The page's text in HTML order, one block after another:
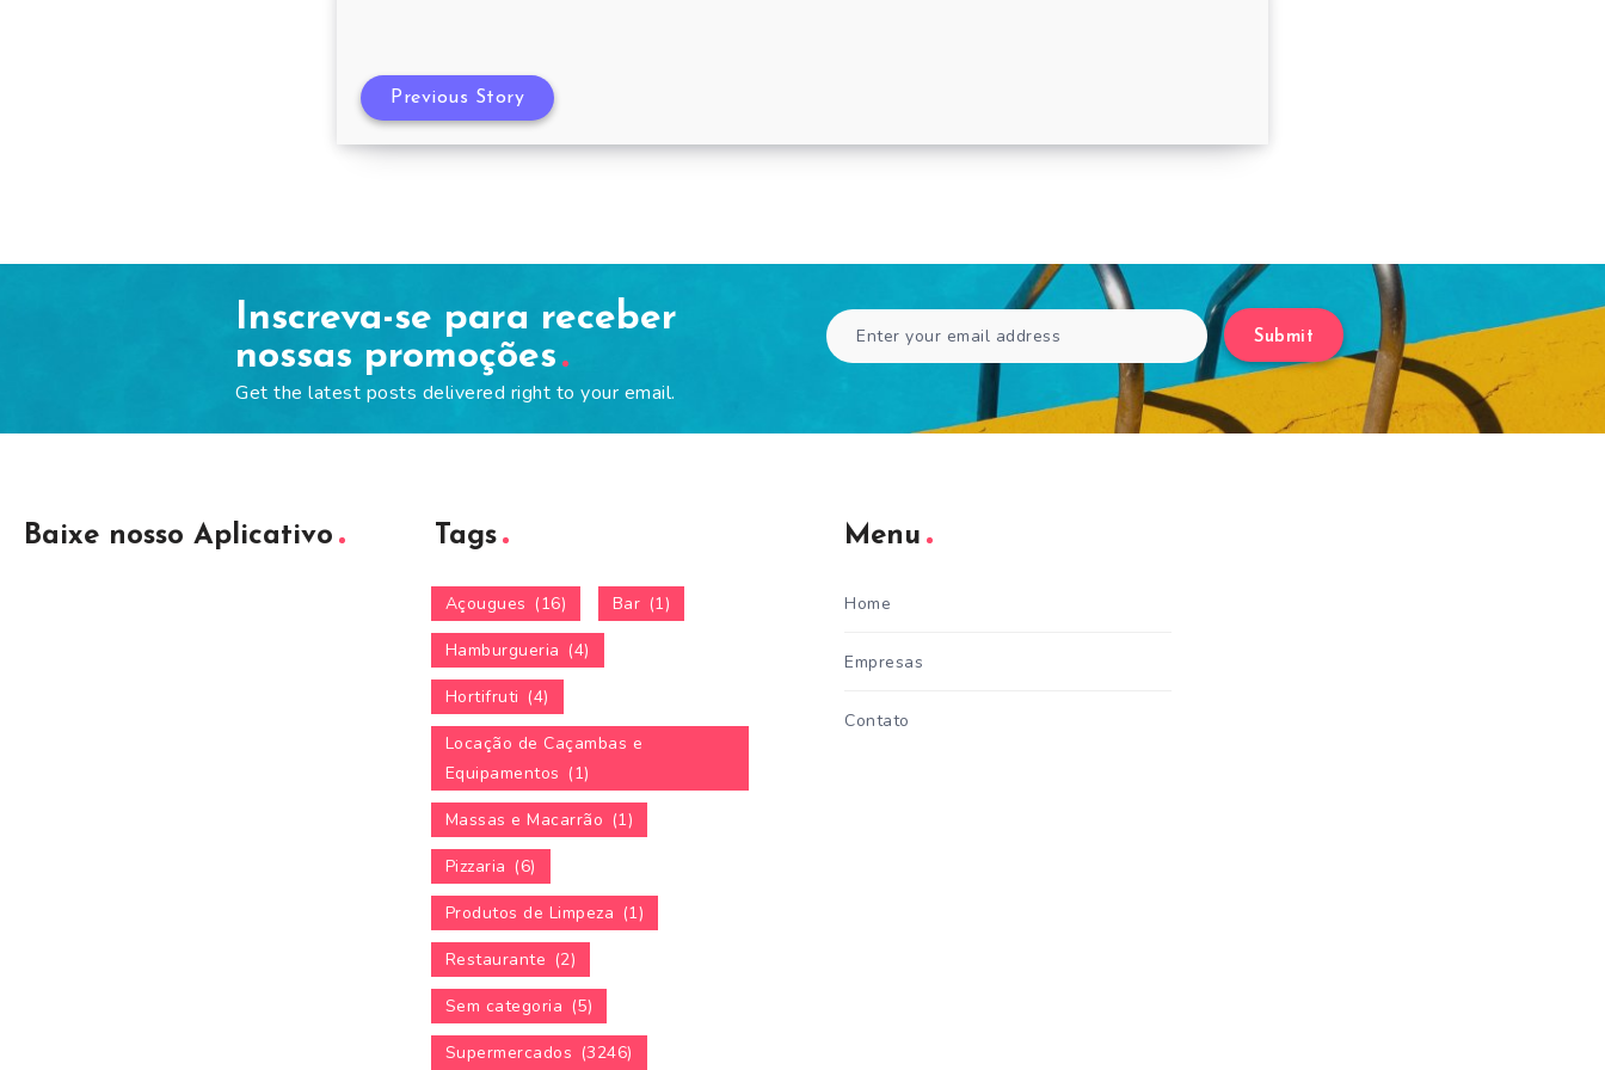
Previous Story
Inscreva-se para receber
nossas promoções
Get the latest posts delivered right to your email.
Submit
Baixe nosso Aplicativo Tags
Açougues (16) Bar (1)
Hamburgueria (4)
Hortifruti (4)
Locação de Caçambas e
Equipamentos (1)
Massas e Macarrão (1)
Pizzaria (6)
Produtos de Limpeza (1)
Restaurante (2)
Sem categoria (5)
Supermercados (3246)
Menu
Home
Empresas
Contato